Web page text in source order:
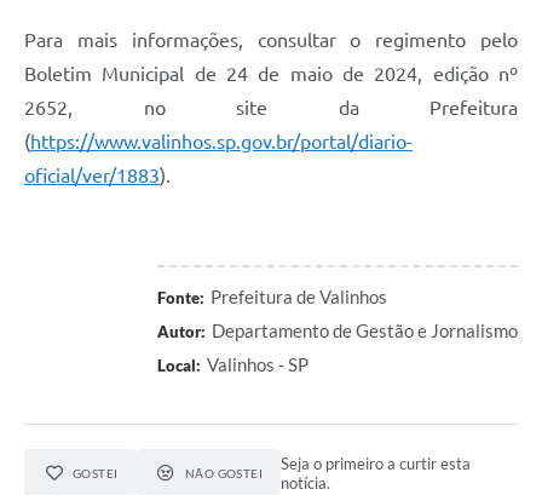
Para mais informações, consultar o regimento pelo
Boletim Municipal de 24 de maio de 2024, edição nº
2652, no site da Prefeitura
(https://www.valinhos.sp.gov.br/portal/diario-
oficial/ver/1883).
Fonte: Prefeitura de Valinhos
Autor: Departamento de Gestão e Jornalismo
Local: Valinhos - SP
GOSTEI NÃO GOSTEI
Seja o primeiro a curtir esta
notícia.